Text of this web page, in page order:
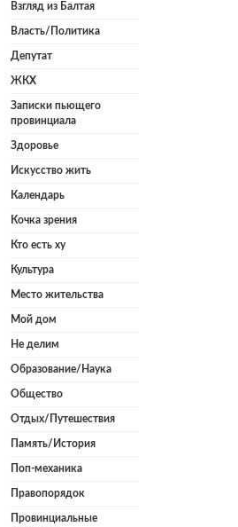
Взгляд из Балтая
Власть/Политика
Депутат
ЖКХ
Записки пьющего
провинциала
Здоровье
Искусство жить
Календарь
Кочка зрения
Кто есть ху
Культура
Место жительства
Мой дом
Не делим
Образование/Наука
Общество
Отдых/Путешествия
Память/История
Поп-механика
Правопорядок
Провинциальные